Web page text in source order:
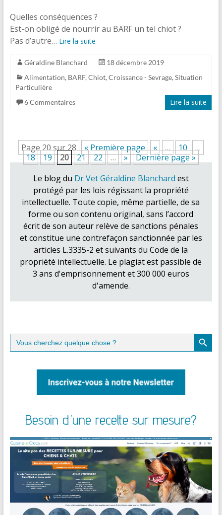
Quelles conséquences ?
Est-on obligé de nourrir au BARF un tel chiot ?
Pas d’autre… Lire la suite
Géraldine Blanchard
18 décembre 2019
Alimentation, BARF, Chiot, Croissance - Sevrage, Situation
Particulière
6 Commentaires
Lire la suite
Page 20 sur 28 « Première page « … 10
…
18
19 20 21 22 … »
Dernière page »
Le blog du Dr Vet Géraldine Blanchard est
protégé par les lois régissant la propriété
intellectuelle. Toute copie, même partielle, de sa
forme ou son contenu original, sans l’accord
écrit de son auteur relève de sanctions pénales
et constitue une contrefaçon sanctionnée par les
articles L.3335-2 et suivants du Code de la
propriété intellectuelle. Le plagiat est passible de
3 ans d'emprisonnement et 300 000 euros
d'amende.
Search
for:
Search Button
Besoin d'une recette sur mesure?